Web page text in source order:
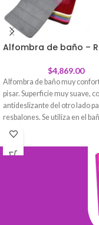
Alfombra de baño –
$4,869.00
Alfombra de baño muy
pisar. Superficie muy suave,
antideslizante del otro lado
resbalones. Se utiliza en el
salida de la ducha o bañadera.